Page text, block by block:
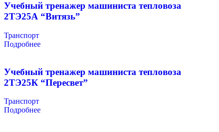
Учебный тренажер машиниста тепловоза
2ТЭ25А “Витязь”
Транспорт
Подробнее
Учебный тренажер машиниста тепловоза
2ТЭ25К “Пересвет”
Транспорт
Подробнее